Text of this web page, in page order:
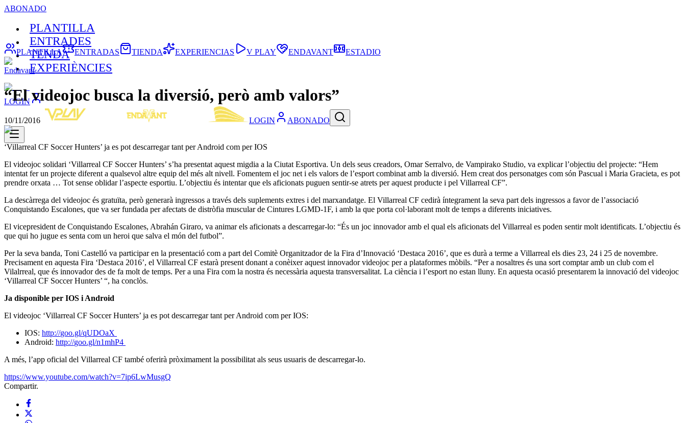
ABONADO
PLANTILLA
ENTRADES
TENDA
EXPERIÈNCIES
LOGIN
LOGIN ABONADO
PLANTILLA ENTRADAS TIENDA EXPERIENCIAS V PLAY ENDAVANT ESTADIO
Endavant
“El videojoc busca la diversió, però amb valors”
10/11/2016
‘Villarreal CF Soccer Hunters’ ja es pot descarregar tant per Android com per IOS
El videojoc solidari ‘Villarreal CF Soccer Hunters’ s’ha presentat aquest migdia a la Ciutat Esportiva. Un dels seus creadors, Omar Serralvo, de Vampirako Studio, va explicar l’objectiu del projecte: “Hem
intentat fer un projecte diferent a qualsevol altre equip del més alt nivell. Fomentem el joc net i els valors de l’esport combinat amb la diversió. Hem creat dos personatges com són Pascual i Maria Gracieta, es pot
prendre orxata … Tot sense oblidar l’aspecte esportiu. L’objectiu és intentar que els aficionats puguen sentir-se atrets per aquest producte i pel Villarreal CF”.
La descàrrega del videojoc és gratuïta, però generarà ingressos a través dels suplements extres i del marxandatge. El Villarreal CF cedirà íntegrament la seva part dels ingressos a favor de l’associació
Conquistando Escalones, que va ser fundada per afectats de distròfia muscular de Cintures LGMD-1F, i amb la que porta col·laborant molt de temps a diferents iniciatives.
El vicepresident de Conquistando Escalones, Abrahán Giraro, va animar els aficionats a descarregar-lo: “És un joc innovador amb el qual els aficionats del Villarreal es poden sentir molt identificats. L’objectiu és
que qui ho jugue es senta com un heroi que salva el món del futbol”.
Per la seva banda, Toni Castelló va participar en la presentació com a part del Comitè Organitzador de la Fira d’Innovació ‘Destaca 2016’, que es durà a terme a Villarreal els dies 23, 24 i 25 de novembre.
Precisament en aquesta Fira ‘Destaca 2016’, el Villarreal CF estarà present donant a conèixer aquest innovador videojoc per a plataformes mòbils. “Per a nosaltres és una sort comptar amb un club com el
Vilalrreal, que és innovador des de fa molt de temps. Per a una Fira com la nostra és necessària aquesta transversalitat. La ciència i l’esport no estan lluny. En aquesta ocasió presentarem la innovació del videojoc
‘Villarreal CF Soccer Hunters’ “, ha conclòs.
Ja disponible per IOS i Android
El videojoc ‘Villarreal CF Soccer Hunters’ ja es pot descarregar tant per Android com per IOS:
IOS: http://goo.gl/qUDOaX
Android: http://goo.gl/n1mhP4
A més, l’app oficial del Villarreal CF també oferirà pròximament la possibilitat als seus usuaris de descarregar-lo.
https://www.youtube.com/watch?v=7ip6LwMusgQ
Compartir.